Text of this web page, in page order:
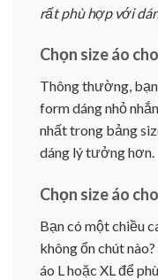
rất phù hợp với
Chọn size áo
Thông thường, bạn
form dáng nhỏ
nhất trong bảng
dáng lý tưởng hơn.
Chọn size áo
Bạn có một chiều
không ổn chút
áo L hoặc XL để